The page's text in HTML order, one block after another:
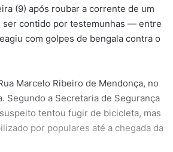
(9) após roubar a corrente de um
ser contido por testemunhas — entre
com golpes de bengala contra o
Marcelo Ribeiro de Mendonça, no
Segundo a Secretaria de Segurança
tentou fugir de bicicleta, mas
por populares até a chegada da